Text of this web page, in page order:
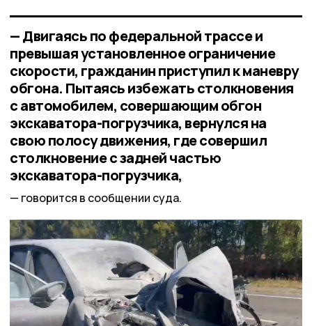
— Двигаясь по федеральной трассе и
превышая установленное ограничение
скорости, гражданин приступил к маневру
обгона. Пытаясь избежать столкновения
с автомобилем, совершающим обгон
экскаватора-погрузчика, вернулся на
свою полосу движения, где совершил
столкновение с задней частью
экскаватора-погрузчика,
говорится в сообщении суда.